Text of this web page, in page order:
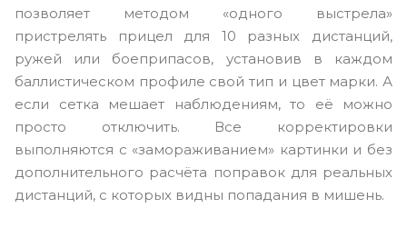
позволяет методом «одного выстрела»
пристрелять прицел для 10 разных дистанций,
ружей или боеприпасов, установив в каждом
баллистическом профиле свой тип и цвет марки. А
если сетка мешает наблюдениям, то её можно
просто отключить. Все корректировки
выполняются с «замораживанием» картинки и без
дополнительного расчёта поправок для реальных
дистанций, с которых видны попадания в мишень.